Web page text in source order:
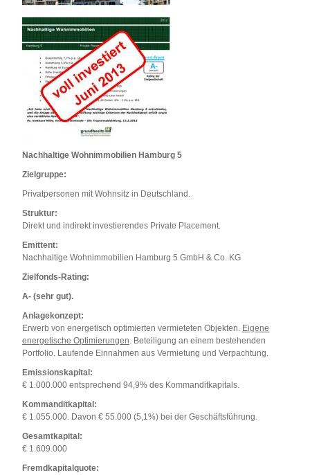
Nachhaltige Wohnimmobilien Hamburg 5
Zielgruppe:
Privatpersonen mit Wohnsitz in Deutschland.
Struktur:
Direkt und indirekt investierendes Private Placement.
Emittent:
Nachhaltige Wohnimmobilien Hamburg 5 GmbH & Co. KG
Zielfonds-Rating:
A- (sehr gut).
Anlagekonzept:
Erwerb von energetisch optimierten vermieteten Objekten. Eigene
energetische Optimierungen. Beteiligung an einem bestehenden
Portfolio. Laufende Einnahmen aus Vermietung und Verpachtung.
Emissionskapital:
€ 1.000.000 entsprechend 94,9% des Kommanditkapitals.
Kommanditkapital:
€ 1.055.000. Davon € 55.000 (5,1%) bei der Geschäftsführung.
Gesamtkapital:
€ 1.609.000
Fremdkapitalquote: